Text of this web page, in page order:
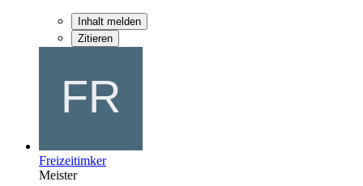
Inhalt melden
Zitieren
Freizeitimker
Meister